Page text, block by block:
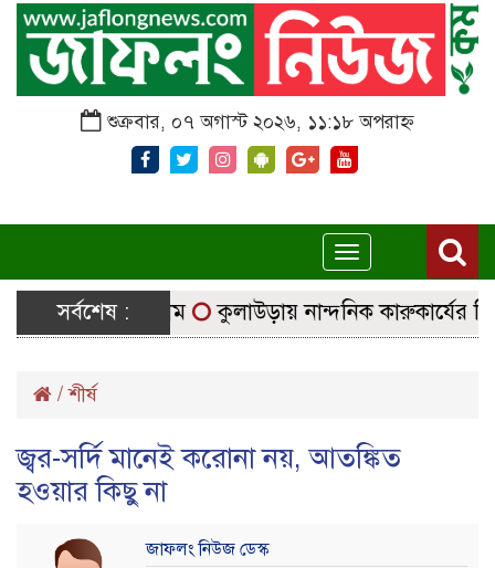
শুক্রবার, ০৭ অগাস্ট ২০২৬, ১১:১৮ অপরাহ্ন
Toggle
navigation
সর্বশেষ :
সরঞ্জাম কুলাউড়ায় নান্দনিক কারুকার্যের শিব
/শীর্ষ
জ্বর-সর্দি মানেই করোনা নয়, আতঙ্কিত
হওয়ার কিছু না
জাফলং নিউজ ডেস্ক